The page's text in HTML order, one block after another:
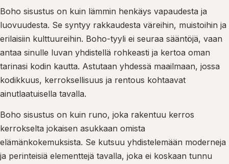
Boho sisustus on kuin lämmin henkäys vapaudesta ja
luovuudesta. Se syntyy rakkaudesta väreihin, muistoihin ja
erilaisiin kulttuureihin. Boho-tyyli ei seuraa sääntöjä, vaan
antaa sinulle luvan yhdistellä rohkeasti ja kertoa oman
tarinasi kodin kautta. Astutaan yhdessä maailmaan, jossa
kodikkuus, kerroksellisuus ja rentous kohtaavat
ainutlaatuisella tavalla.
Boho sisustus on kuin runo, joka rakentuu kerros
kerrokselta jokaisen asukkaan omista
elämänkokemuksista. Se kutsuu yhdistelemään moderneja
ja perinteisiä elementtejä tavalla, joka ei koskaan tunnu